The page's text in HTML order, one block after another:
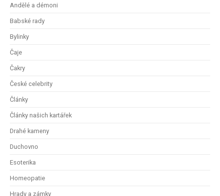
Andělé a démoni
Babské rady
Bylinky
Čaje
Čakry
České celebrity
Články
Články našich kartářek
Drahé kameny
Duchovno
Esoterika
Homeopatie
Hrady a zámky